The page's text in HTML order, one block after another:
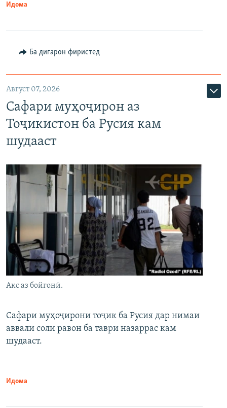
Идома
Ба дигарон фиристед
Август 07, 2026
Сафари муҳоҷирон аз
Тоҷикистон ба Русия кам
шудааст
Акс аз бойгонӣ.
Сафари муҳоҷирони тоҷик ба Русия дар нимаи
аввали соли равон ба таври назаррас кам
шудааст.
Идома